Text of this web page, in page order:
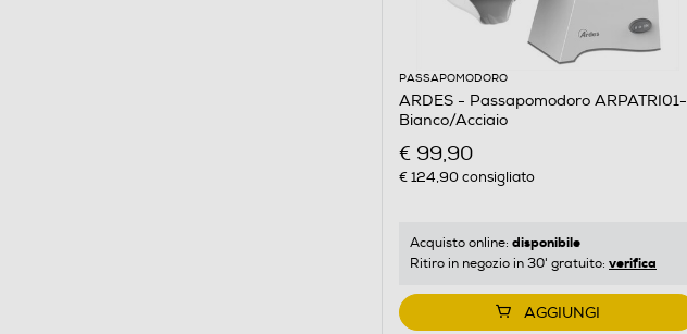
PASSAPOMODORO
ARDES - Passapomodoro ARPATRI01-
Bianco/Acciaio
€ 99,90
€ 124,90consigliato
Acquisto online: disponibile
Ritiro in negozio in 30' gratuito: verifica
AGGIUNGI